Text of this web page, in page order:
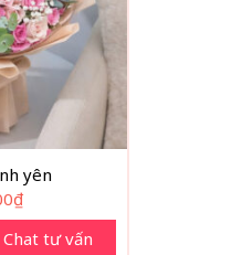
yên
₫
Chat tư vấn